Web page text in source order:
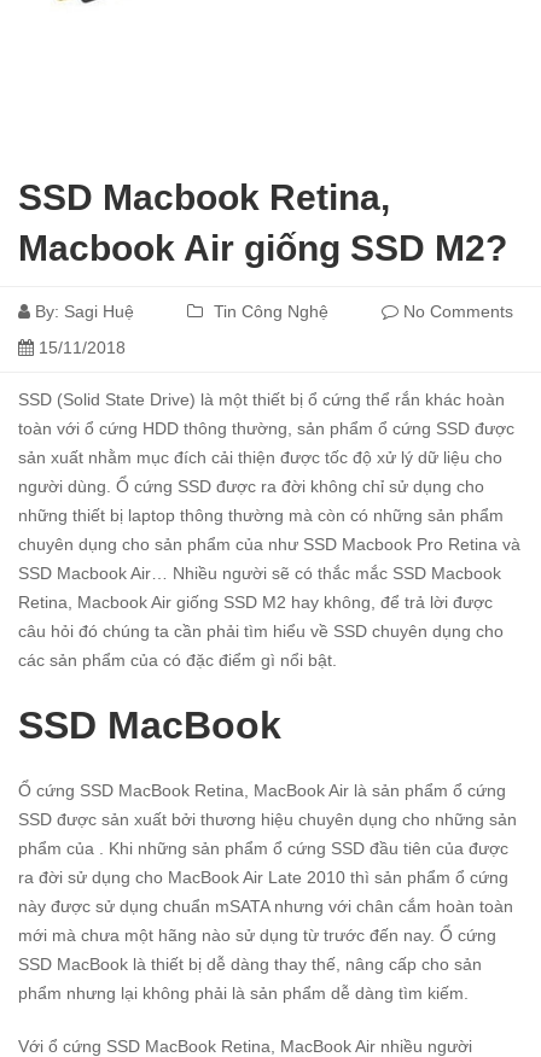
SSD Macbook Retina,
Macbook Air giống SSD M2?
By: Sagi Huệ Tin Công Nghệ
No Comments
15/11/2018
SSD (Solid State Drive) là một thiết bị ổ cứng thể rắn khác hoàn
toàn với ổ cứng HDD thông thường, sản phẩm ổ cứng SSD được
sản xuất nhằm mục đích cải thiện được tốc độ xử lý dữ liệu cho
người dùng. Ổ cứng SSD được ra đời không chỉ sử dụng cho
những thiết bị laptop thông thường mà còn có những sản phẩm
chuyên dụng cho sản phẩm của như SSD Macbook Pro Retina và
SSD Macbook Air… Nhiều người sẽ có thắc mắc SSD Macbook
Retina, Macbook Air giống SSD M2 hay không, để trả lời được
câu hỏi đó chúng ta cần phải tìm hiểu về SSD chuyên dụng cho
các sản phẩm của có đặc điểm gì nổi bật.
SSD MacBook
Ổ cứng SSD MacBook Retina, MacBook Air là sản phẩm ổ cứng
SSD được sản xuất bởi thương hiệu chuyên dụng cho những sản
phẩm của . Khi những sản phẩm ổ cứng SSD đầu tiên của được
ra đời sử dụng cho MacBook Air Late 2010 thì sản phẩm ổ cứng
này được sử dụng chuẩn mSATA nhưng với chân cắm hoàn toàn
mới mà chưa một hãng nào sử dụng từ trước đến nay. Ổ cứng
SSD MacBook là thiết bị dễ dàng thay thế, nâng cấp cho sản
phẩm nhưng lại không phải là sản phẩm dễ dàng tìm kiếm.
Với ổ cứng SSD MacBook Retina, MacBook Air nhiều người